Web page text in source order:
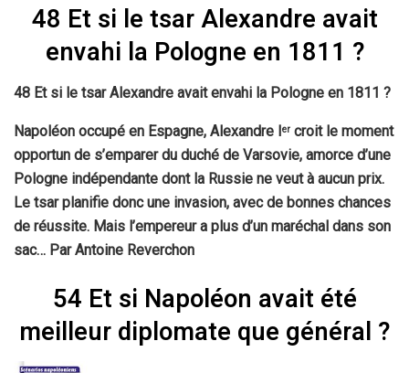
48 Et si le tsar Alexandre avait
envahi la Pologne en 1811 ?
48 Et si le tsar Alexandre avait envahi la Pologne en 1811 ?
Napoléon occupé en Espagne, Alexandre Ier croit le moment
opportun de s’emparer du duché de Varsovie, amorce d’une
Pologne indépendante dont la Russie ne veut à aucun prix.
Le tsar planifie donc une invasion, avec de bonnes chances
de réussite. Mais l’empereur a plus d’un maréchal dans son
sac… Par Antoine Reverchon
54 Et si Napoléon avait été
meilleur diplomate que général ?